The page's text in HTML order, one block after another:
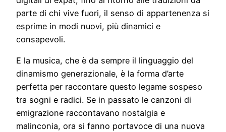
parte di chi vive fuori, il senso di appartenenza si
esprime in modi nuovi, più dinamici e
consapevoli.
E la musica, che è da sempre il linguaggio del
dinamismo generazionale, è la forma d’arte
perfetta per raccontare questo legame sospeso
tra sogni e radici. Se in passato le canzoni di
emigrazione raccontavano nostalgia e
malinconia, ora si fanno portavoce di una nuova